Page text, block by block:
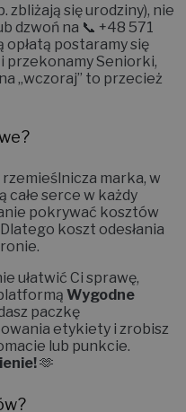
zbliżają się urodziny), nie
dzwoń na 📞 +48 571
opłatą postaramy się
przekonamy Seniorki,
„wczoraj” to przecież
rzemieślnicza marka, w
całe serce w każdy
pokrywać kosztów
koszt odesłania
ułatwić Ci sprawę,
Wygodne
paczkę
etykiety i zrobisz
lub punkcie.
🫶